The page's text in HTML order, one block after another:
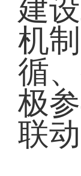
建
机
循
极
联